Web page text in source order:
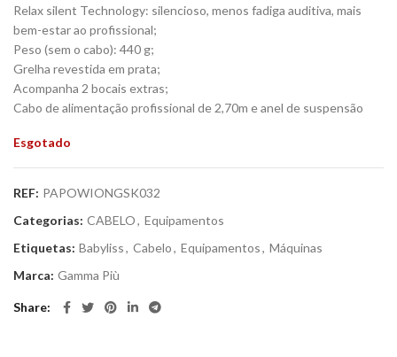
Relax silent Technology: silencioso, menos fadiga auditiva, mais
bem-estar ao profissional;
Peso (sem o cabo): 440 g;
Grelha revestida em prata;
Acompanha 2 bocais extras;
Cabo de alimentação profissional de 2,70m e anel de suspensão
Esgotado
REF: PAPOWIONGSK032
Categorias: CABELO, Equipamentos
Etiquetas: Babyliss, Cabelo, Equipamentos, Máquinas
Marca: Gamma Più
Share